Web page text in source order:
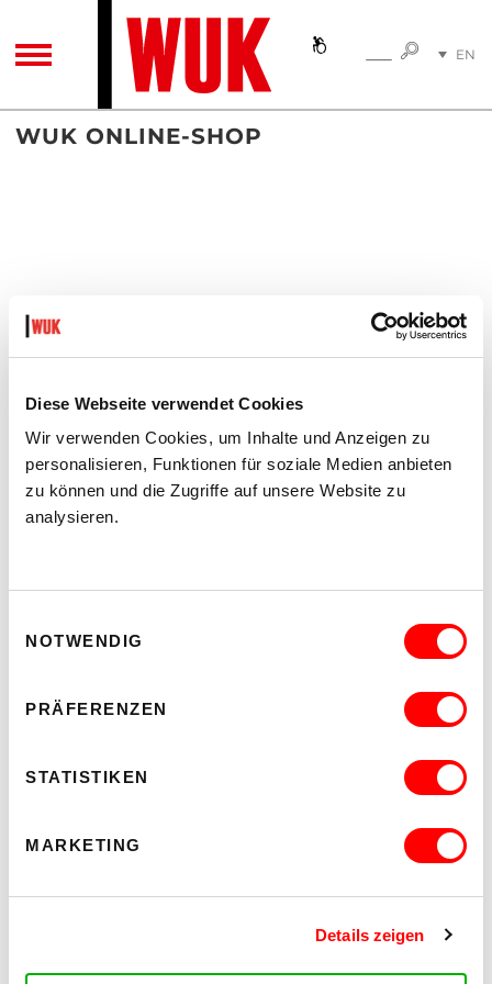
Diese Webseite verwendet Cookies
Wir verwenden Cookies, um Inhalte und Anzeigen zu
personalisieren, Funktionen für soziale Medien anbieten
zu können und die Zugriffe auf unsere Website zu
analysieren.
NOTWENDIG
PRÄFERENZEN
STATISTIKEN
MARKETING
Details zeigen
TOGGLE NAVIGATIONSEARCH
EN
WUK ONLINE-SHOP